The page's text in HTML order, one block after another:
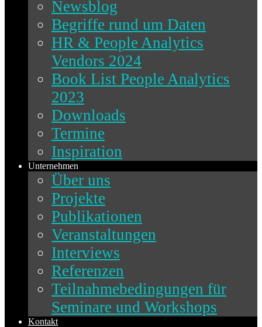
Newsblog
Begriffe rund um Daten
HR & People Analytics
Vendors 2024
Book List People Analytics
2023
Downloads
Termine
Inspiration
Unternehmen
Über uns
Projekte
Publikationen
Veranstaltungen
Interviews
Referenzen
Teilnahmebedingungen für
Seminare und Workshops
Kontakt